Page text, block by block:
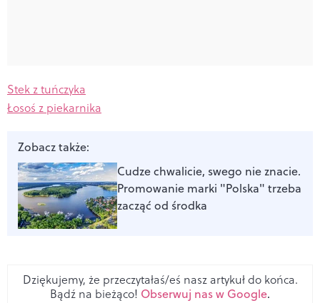
Stek z tuńczyka
Łosoś z piekarnika
Zobacz także:
Cudze chwalicie, swego nie znacie.
Promowanie marki "Polska" trzeba
zacząć od środka
Dziękujemy, że przeczytałaś/eś nasz artykuł do końca.
Bądź na bieżąco! Obserwuj nas w Google.